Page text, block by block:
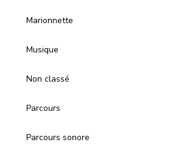
Marionnette
Musique
Non classé
Parcours
Parcours sonore